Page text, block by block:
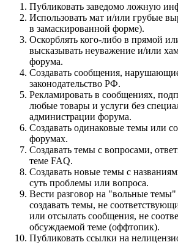
Публиковать заведомо ложнyю
Использовать мат и/или грубые
в замаскированной форме).
Оскорблять кого-либо в прямой
высказывать неуважение и/или
форума.
Создавать сообщения,
законодательство РФ.
Рекламировать в сообщениях,
любые товары и услуги без
администрации форума.
Создавать одинаковые темы или
форумах.
Создавать темы с вопросами,
теме FAQ.
Создавать новые темы с
суть проблемы или вопроса.
Вести разговор на "вольные
создавать темы, не
или отсылать сообщения, не
обсуждаемой теме (оффтопик).
Публиковать ссылки на